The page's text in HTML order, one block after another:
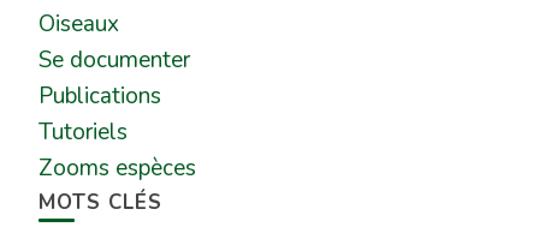
Oiseaux
Se documenter
Publications
Tutoriels
Zooms espèces
MOTS CLÉS